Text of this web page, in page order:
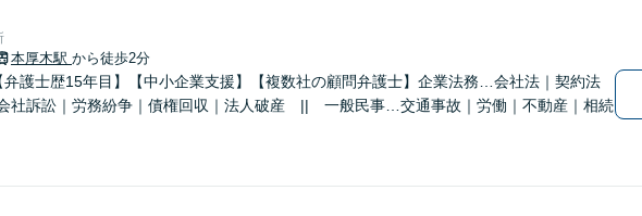
本厚木駅 から徒歩2分
弁護士歴15年目】【中小企業支援】【複数社の顧問弁護士】企業法務…会社法｜契約法
社訴訟｜労務紛争｜債権回収｜法人破産 || 一般民事…交通事故｜労働｜不動産｜相続